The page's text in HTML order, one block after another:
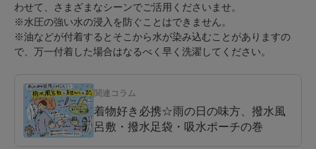
わせて、さまざまなシーンでご活用くださいませ。
※水圧の強い水の浸入を防ぐことはできません。
※油などが付着するとそこから水が染み込むことがありますの
で、万一付着した場合はなるべく早く洗濯してください。
関連コラム
着物好き必携☆雨の日の味方、撥水風
呂敷・撥水足袋・吸水ポーチの巻